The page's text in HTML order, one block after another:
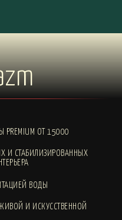
PREMIUM ОТ 15000
И СТАБИЛИЗИРОВАННЫХ
ВОДЫ
И ИСКУССТВЕННОЙ